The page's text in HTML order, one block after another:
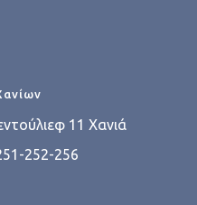
11 Χανιά
252-256